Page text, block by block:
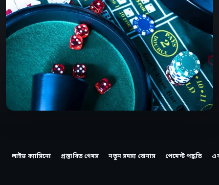
লাইভ ক্যাসিনো প্রস্তাবিত গেমস নতুন সদস্য বোনাস পেমেন্ট পদ্ধতি